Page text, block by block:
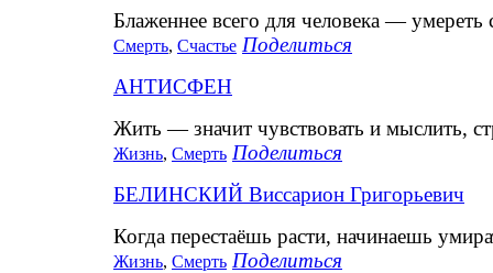
Блаженнее всего для человека — умереть
Смерть, Счастье Поделиться
АНТИСФЕН
Жить — значит чувствовать и мыслить,
Жизнь, Смерть Поделиться
БЕЛИНСКИЙ Виссарион Григорьевич
Когда перестаёшь расти, начинаешь
Жизнь, Смерть Поделиться